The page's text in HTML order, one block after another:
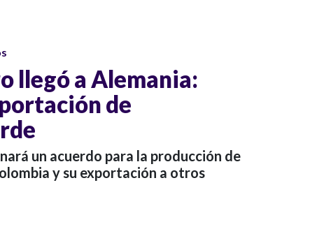
llegó a Alemania:
de
un acuerdo para la producción de
y su exportación a otros